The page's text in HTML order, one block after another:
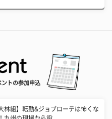
ントの参加申込
大林組】転勤&ジョブローテは怖くな